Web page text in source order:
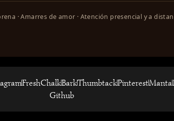
· Amarres de amor · Atención presencial y a
FreshChalkBarkThumbtackPinterestManta
Github